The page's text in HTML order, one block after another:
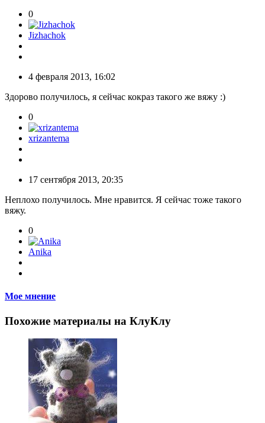
0
Jizhachok
4 февраля 2013, 16:02
Здорово получилось, я сейчас кокраз такого же вяжу :)
0
xrizantema
17 сентября 2013, 20:35
Неплохо получилось. Мне нравится. Я сейчас тоже такого
вяжу.
0
Anika
Мое мнение
Похожие материалы на КлуКлу